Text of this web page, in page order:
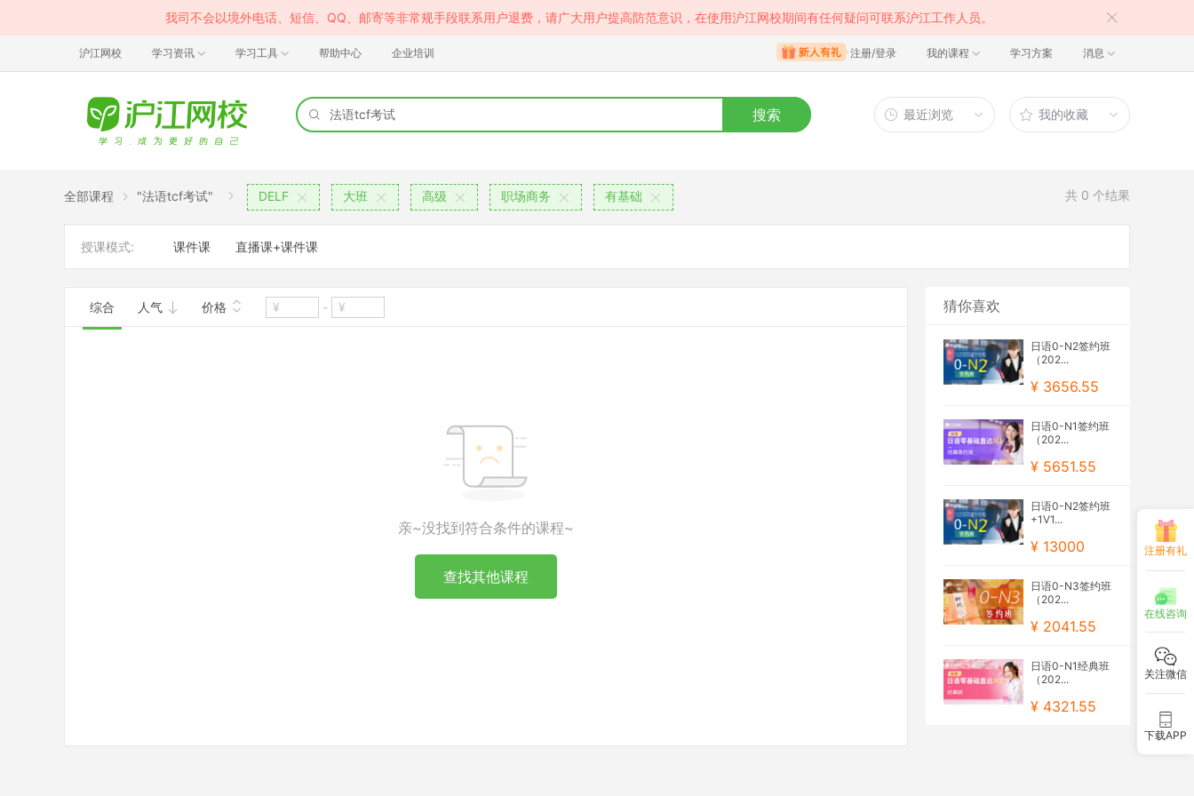
我司不会以境外电话、短信、QQ、邮寄等非常规手段联系用户退费，请广大用户提高防范意识，在使用沪江网校期间有任何疑问可联系沪江工作人员。
沪江网校 学习资讯 学习工具 帮助中心 企业培训 注册/登录 我的课程 学习方案 消息
搜索 最近浏览 我的收藏
全部课程 "法语tcf考试" DELF 大班 高级 职场商务 有基础 共 0 个结果
授课模式: 课件课 直播课+课件课
综合 人气 价格 -
亲~没找到符合条件的课程~
查找其他课程
猜你喜欢
日语0-N2签约班
（202...
¥ 3656.55
日语0-N1签约班
（202...
¥ 5651.55
日语0-N2签约班
+1V1...
¥ 13000
日语0-N3签约班
（202...
¥ 2041.55
日语0-N1经典班
（202...
¥ 4321.55
注册有礼
在线咨询
关注微信
下载APP